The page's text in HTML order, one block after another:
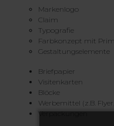
Markenlogo
Claim
Typografie
Farbkonzept mit
Gestaltungselemente
Briefpapier
Visitenkarten
Blöcke
Werbemittel (z.B.
Verpackungen